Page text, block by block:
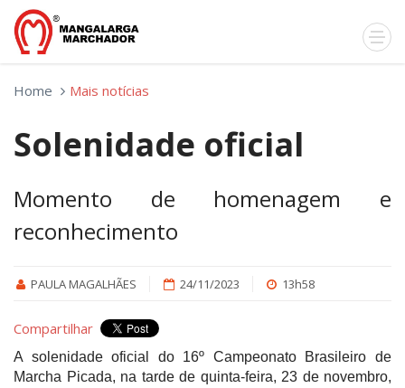
Home Mais notícias
Solenidade oficial
Momento de homenagem e
reconhecimento
PAULA MAGALHÃES 24/11/2023 13h58
Compartilhar
A solenidade oficial do 16º Campeonato Brasileiro de
Marcha Picada, na tarde de quinta-feira, 23 de novembro,